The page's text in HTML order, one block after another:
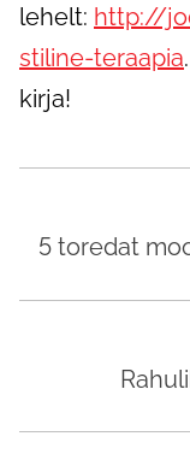
lehelt: http://
stiline-teraapia
kirja!
5 toredat